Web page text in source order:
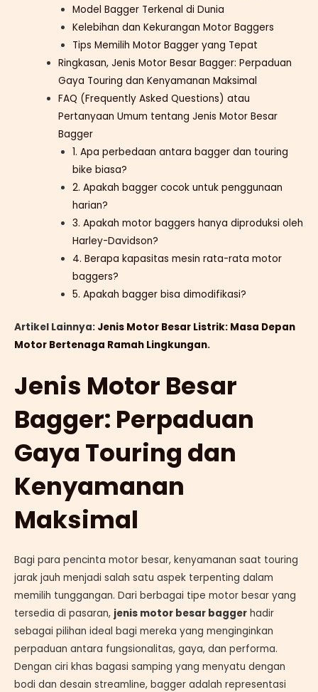
Model Bagger Terkenal di Dunia
Kelebihan dan Kekurangan Motor Baggers
Tips Memilih Motor Bagger yang Tepat
Ringkasan, Jenis Motor Besar Bagger: Perpaduan
Gaya Touring dan Kenyamanan Maksimal
FAQ (Frequently Asked Questions) atau
Pertanyaan Umum tentang Jenis Motor Besar
Bagger
1. Apa perbedaan antara bagger dan touring
bike biasa?
2. Apakah bagger cocok untuk penggunaan
harian?
3. Apakah motor baggers hanya diproduksi oleh
Harley-Davidson?
4. Berapa kapasitas mesin rata-rata motor
baggers?
5. Apakah bagger bisa dimodifikasi?
Artikel Lainnya: Jenis Motor Besar Listrik: Masa Depan
Motor Bertenaga Ramah Lingkungan.
Jenis Motor Besar
Bagger: Perpaduan
Gaya Touring dan
Kenyamanan
Maksimal
Bagi para pencinta motor besar, kenyamanan saat touring
jarak jauh menjadi salah satu aspek terpenting dalam
memilih tunggangan. Dari berbagai tipe motor besar yang
tersedia di pasaran, jenis motor besar bagger hadir
sebagai pilihan ideal bagi mereka yang menginginkan
perpaduan antara fungsionalitas, gaya, dan performa.
Dengan ciri khas bagasi samping yang menyatu dengan
bodi dan desain streamline, bagger adalah representasi